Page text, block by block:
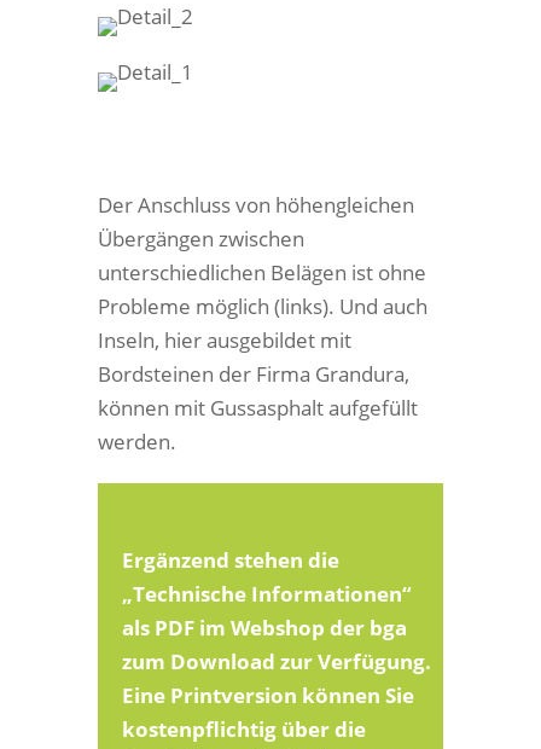
Der Anschluss von höhengleichen
Übergängen zwischen
unterschiedlichen Belägen ist ohne
Probleme möglich (links). Und auch
Inseln, hier ausgebildet mit
Bordsteinen der Firma Grandura,
können mit Gussasphalt aufgefüllt
werden.
Ergänzend stehen die
„Technische Informationen“
als PDF im Webshop der bga
zum Download zur Verfügung.
Eine Printversion können Sie
kostenpflichtig über die